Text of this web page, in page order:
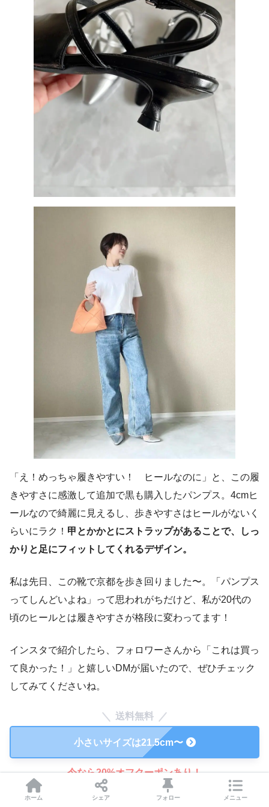
「え！めっちゃ履きやすい！ ヒールなのに」と、この履
きやすさに感激して追加で黒も購入したパンプス。4cmヒ
ールなので綺麗に見えるし、歩きやすさはヒールがないく
らいにラク！ 甲とかかとにストラップがあることで、しっ
かりと足にフィットしてくれるデザイン。
私は先日、この靴で京都を歩き回りました〜。「パンプス
ってしんどいよね」って思われがちだけど、私が20代の
頃のヒールとは履きやすさが格段に変わってます！
インスタで紹介したら、フォロワーさんから「これは買っ
て良かった！」と嬉しいDMが届いたので、ぜひチェック
してみてくださいね。
送料無料
小さいサイズは21.5cm〜
今なら20%オフクーポンあり！
ホーム シェア フォロー メニュー